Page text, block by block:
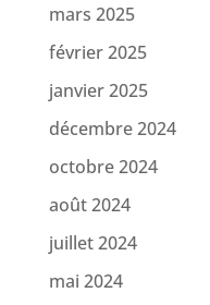
mars 2025
février 2025
janvier 2025
décembre 2024
octobre 2024
août 2024
juillet 2024
mai 2024